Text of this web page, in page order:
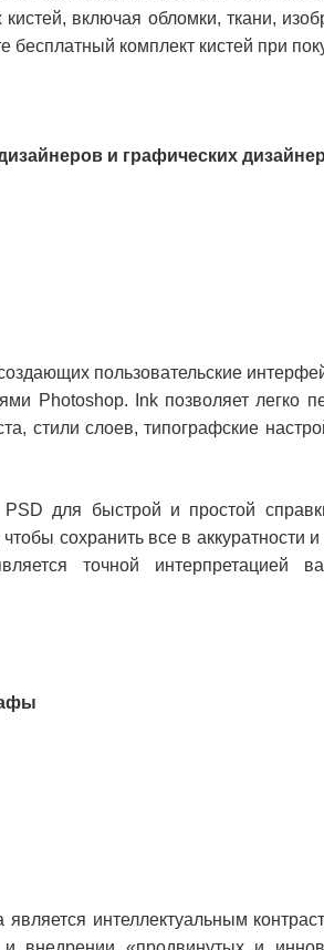
включая обломки, ткани,
комплект кистей при
и графических
пользовательские
Photoshop. Ink позволяет легко
стили слоев, типографские
для быстрой и простой
сохранить все в аккуратности
точной интерпретацией
интеллектуальным